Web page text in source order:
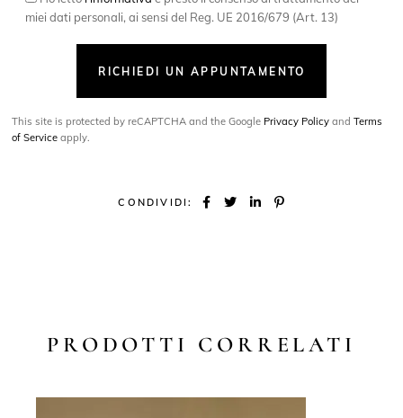
miei dati personali, ai sensi del Reg. UE 2016/679 (Art. 13)
RICHIEDI UN APPUNTAMENTO
This site is protected by reCAPTCHA and the Google Privacy Policy andTerms
of Service apply.
CONDIVIDI:
PRODOTTI CORRELATI